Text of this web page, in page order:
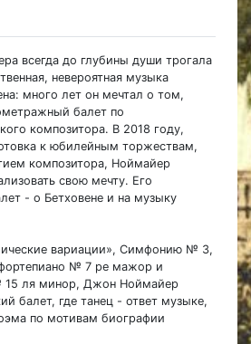
всегда до глубины души трогала
невероятная музыка
много лет он мечтал о том,
балет по
композитора. В 2018 году,
к юбилейным торжествам,
композитора, Ноймайер
свою мечту. Его
- о Бетховене и на музыку
вариации», Симфонию № 3,
№ 7 ре мажор и
15 ля минор, Джон Ноймайер
балет, где танец - ответ музыке,
по мотивам биографии